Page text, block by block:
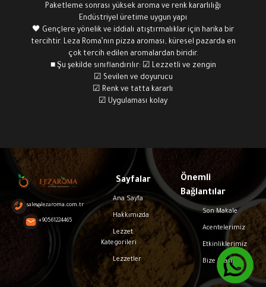
Paketleme sonrası yüksek aroma ve renk kararlılığı
Endüstriyel üretime uygun yapı
🖤 Gençlere yönelik ve iddialı atıştırmalıklar için harika bir
tercihtir. Leza Roma’nın pizza aroması, küresel pazarda en
çok tercih edilen aromalardan biridir.
■ Şu şekilde sınıflandırılır: ☑ Lezzetli ve zengin
☑ Sevilen ve doyurucu
☑ Renk ve tatta kararlı
☑ Uygulaması kolay
sales@lezaroma.com.tr
+90561224465
Sayfalar
Ana Sayfa
Hakkımızda
Lezzet
Kategorileri
Lezzetler
Önemli
Bağlantılar
Son Makale
Acentelerimiz
Etkinliklerimiz
Bize Ulaşın